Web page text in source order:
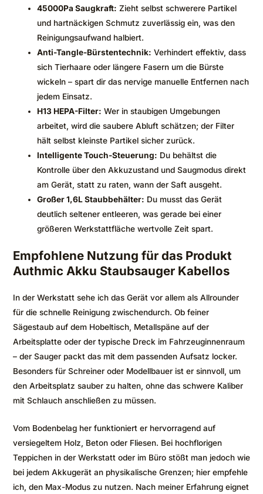
45000Pa Saugkraft: Zieht selbst schwerere Partikel
und hartnäckigen Schmutz zuverlässig ein, was den
Reinigungsaufwand halbiert.
Anti-Tangle-Bürstentechnik: Verhindert effektiv, dass
sich Tierhaare oder längere Fasern um die Bürste
wickeln – spart dir das nervige manuelle Entfernen nach
jedem Einsatz.
H13 HEPA-Filter: Wer in staubigen Umgebungen
arbeitet, wird die saubere Abluft schätzen; der Filter
hält selbst kleinste Partikel sicher zurück.
Intelligente Touch-Steuerung: Du behältst die
Kontrolle über den Akkuzustand und Saugmodus direkt
am Gerät, statt zu raten, wann der Saft ausgeht.
Großer 1,6L Staubbehälter: Du musst das Gerät
deutlich seltener entleeren, was gerade bei einer
größeren Werkstattfläche wertvolle Zeit spart.
Empfohlene Nutzung für das Produkt
Authmic Akku Staubsauger Kabellos
In der Werkstatt sehe ich das Gerät vor allem als Allrounder
für die schnelle Reinigung zwischendurch. Ob feiner
Sägestaub auf dem Hobeltisch, Metallspäne auf der
Arbeitsplatte oder der typische Dreck im Fahrzeuginnenraum
– der Sauger packt das mit dem passenden Aufsatz locker.
Besonders für Schreiner oder Modellbauer ist er sinnvoll, um
den Arbeitsplatz sauber zu halten, ohne das schwere Kaliber
mit Schlauch anschließen zu müssen.
Vom Bodenbelag her funktioniert er hervorragend auf
versiegeltem Holz, Beton oder Fliesen. Bei hochflorigen
Teppichen in der Werkstatt oder im Büro stößt man jedoch wie
bei jedem Akkugerät an physikalische Grenzen; hier empfehle
ich, den Max-Modus zu nutzen. Nach meiner Erfahrung eignet